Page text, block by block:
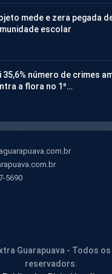
mede e zera pegada
escolar
35,6% número de crimes
a flora no 1º…
5690
Guarapuava - Todos
reservadors.